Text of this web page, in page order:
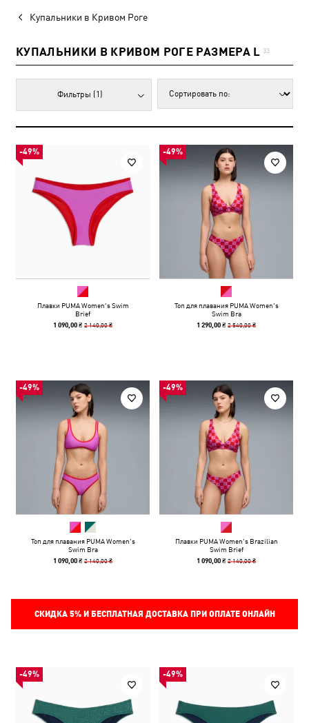
Купальники в Кривом Роге
КУПАЛЬНИКИ В КРИВОМ РОГЕ РАЗМЕРА L 33
Фильтры (1)
-49%
Плавки PUMA Women's Swim
Brief
1 090,00 ₴2 140,00 ₴
-49%
Топ для плавания PUMA Women's
Swim Bra
1 290,00 ₴2 540,00 ₴
-49%
Топ для плавания PUMA Women's
Swim Bra
1 090,00 ₴2 140,00 ₴
-49%
Плавки PUMA Women's Brazilian
Swim Brief
1 090,00 ₴2 140,00 ₴
СКИДКА 5%И БЕСПЛАТНАЯ ДОСТАВКА ПРИ ОПЛАТЕ ОНЛАЙН
-49% -49%